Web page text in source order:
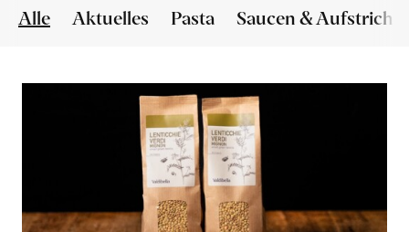
Alle Aktuelles Pasta Saucen & Aufstriche